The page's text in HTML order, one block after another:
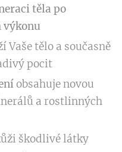
těla po
výkonu
Vaše tělo a současně
pocit
obsahuje novou
a rostlinných
škodlivé látky